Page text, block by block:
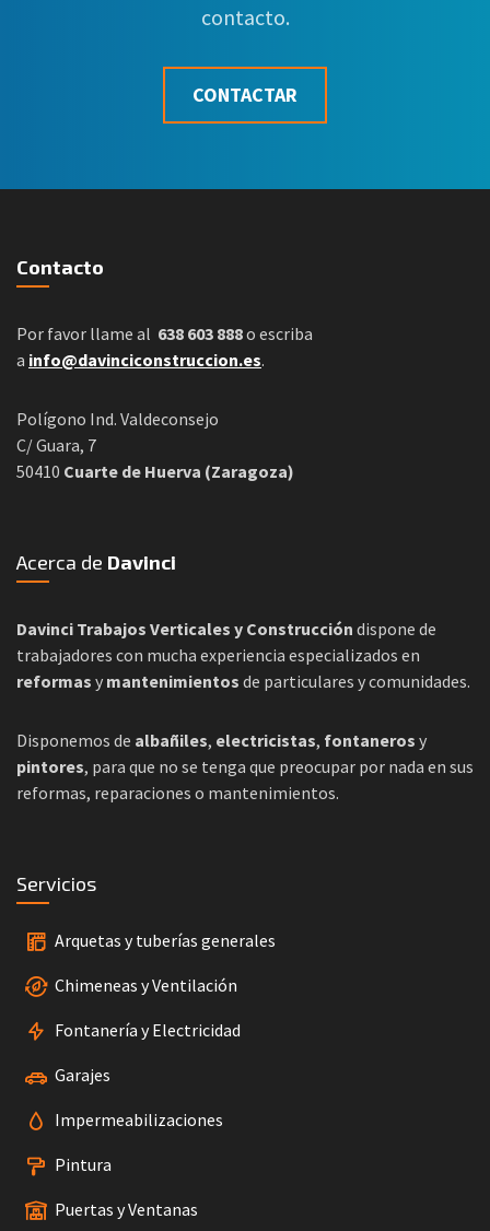
contacto.
CONTACTAR
Contacto
Por favor llame al 638 603 888o escriba
a info@davinciconstruccion.es.
Polígono Ind. Valdeconsejo
C/ Guara, 7
50410 Cuarte de Huerva (Zaragoza)
Acerca de Davinci
Davinci Trabajos Verticales y Construcción dispone de
trabajadores con mucha experiencia especializados en
reformas y mantenimientos de particulares y comunidades.
Disponemos de albañiles, electricistas, fontaneros y
pintores, para que no se tenga que preocupar por nada en sus
reformas, reparaciones o mantenimientos.
Servicios
Arquetas y tuberías generales
Chimeneas y Ventilación
Fontanería y Electricidad
Garajes
Impermeabilizaciones
Pintura
Puertas y Ventanas